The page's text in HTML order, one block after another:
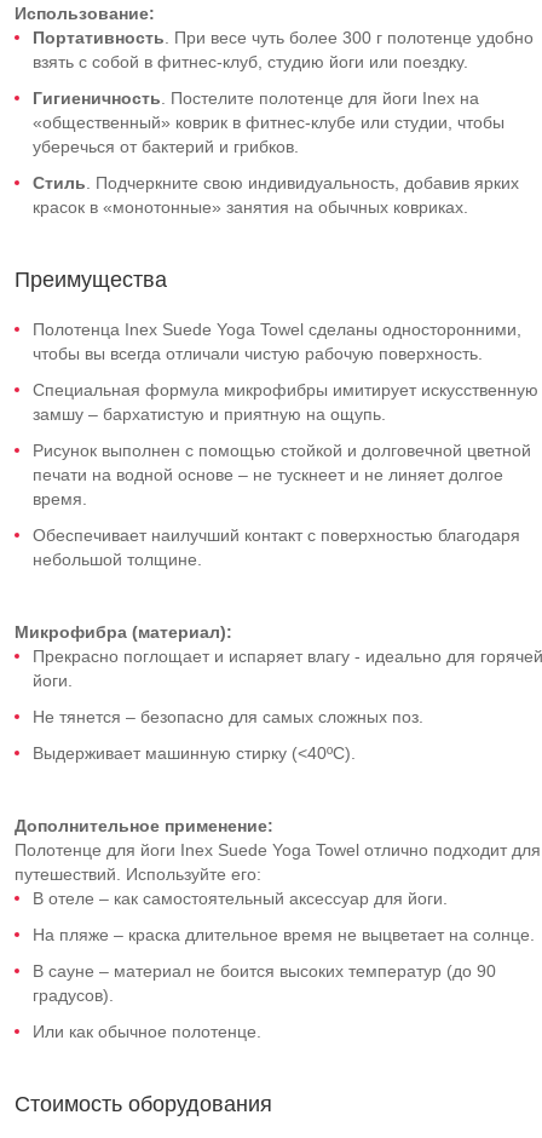
Использование:
Портативность . При весе чуть более 300 г полотенце удобно
взять с собой в фитнес-клуб, студию йоги или поездку.
Гигиеничность . Постелите полотенце для йоги Inex на
«общественный» коврик в фитнес-клубе или студии, чтобы
уберечься от бактерий и грибков.
Стиль . Подчеркните свою индивидуальность, добавив ярких
красок в «монотонные» занятия на обычных ковриках.
Преимущества
Полотенца Inex Suede Yoga Towel сделаны односторонними,
чтобы вы всегда отличали чистую рабочую поверхность.
Специальная формула микрофибры имитирует искусственную
замшу – бархатистую и приятную на ощупь.
Рисунок выполнен с помощью стойкой и долговечной цветной
печати на водной основе – не тускнеет и не линяет долгое
время.
Обеспечивает наилучший контакт с поверхностью благодаря
небольшой толщине.
Микрофибра (материал):
Прекрасно поглощает и испаряет влагу - идеально для горячей
йоги.
Не тянется – безопасно для самых сложных поз.
Выдерживает машинную стирку (<40ºC).
Дополнительное применение:
Полотенце для йоги Inex Suede Yoga Towel отлично подходит для
путешествий. Используйте его:
В отеле – как самостоятельный аксессуар для йоги.
На пляже – краска длительное время не выцветает на солнце.
В сауне – материал не боится высоких температур (до 90
градусов).
Или как обычное полотенце.
Стоимость оборудования